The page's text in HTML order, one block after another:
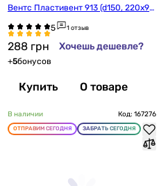
Вентс Пластивент 913 (d150, 220х9
1 отзыв
288 грн Хочешь дешевле?
+5бонусов
Купить О товаре
В наличии Код: 167276
ОТПРАВИМ СЕГОДНЯ ЗАБРАТЬ СЕГОДНЯ